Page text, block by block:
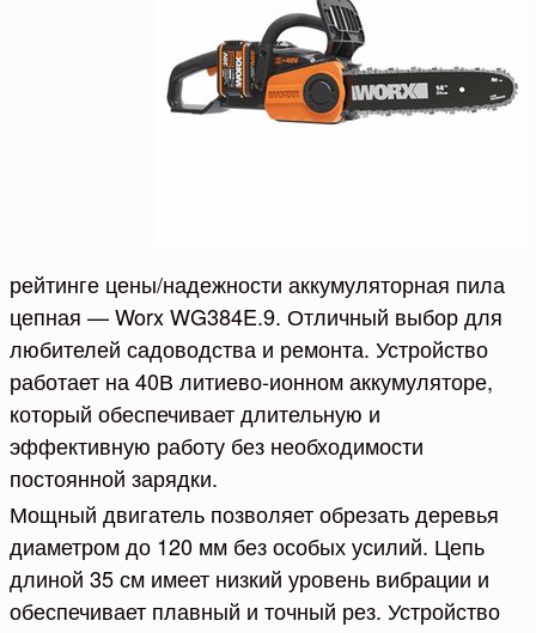
рейтинге цены/надежности аккумуляторная пила
цепная — Worx WG384E.9. Отличный выбор для
любителей садоводства и ремонта. Устройство
работает на 40В литиево-ионном аккумуляторе,
который обеспечивает длительную и
эффективную работу без необходимости
постоянной зарядки.
Мощный двигатель позволяет обрезать деревья
диаметром до 120 мм без особых усилий. Цепь
длиной 35 см имеет низкий уровень вибрации и
обеспечивает плавный и точный рез. Устройство